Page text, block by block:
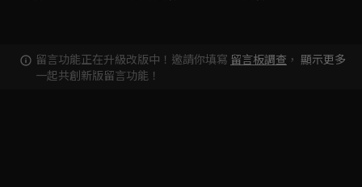
留言功能正在升級改版中！邀請你填寫 留言板調查 ，
一起共創新版留言功能！
顯示更多